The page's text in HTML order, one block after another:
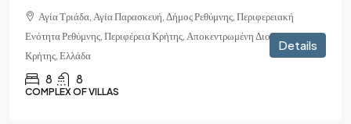
Αγία Τριάδα, Αγία Παρασκευή, Δήμος Ρεθύμνης, Περιφερειακή
Ενότητα Ρεθύμνης, Περιφέρεια Κρήτης, Αποκεντρωμένη Διοίκηση
Κρήτης, Ελλάδα
8 8
COMPLEX OF VILLAS
Details